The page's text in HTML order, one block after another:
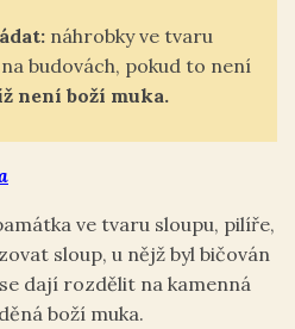
náhrobky ve tvaru
budovách, pokud to není
není boží muka.
ve tvaru sloupu, pilíře,
sloup, u nějž byl bičován
dají rozdělit na kamenná
boží muka.